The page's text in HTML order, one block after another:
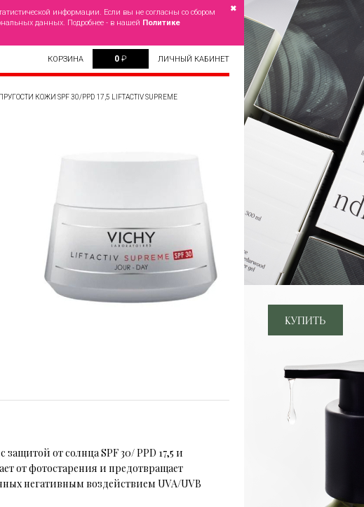
информации. Если вы не согласны со сбором
данных. Подробнее - в нашей Политике
✖
КОРЗИНА 0 ₽ ЛИЧНЫЙ КАБИНЕТ
КОЖИ SPF 30/PPD 17,5 LIFTACTIV SUPREME
от солнца SPF 30/ PPD 17,5 и
от фотостарения и предотвращает
негативным воздействием UVA/UVB